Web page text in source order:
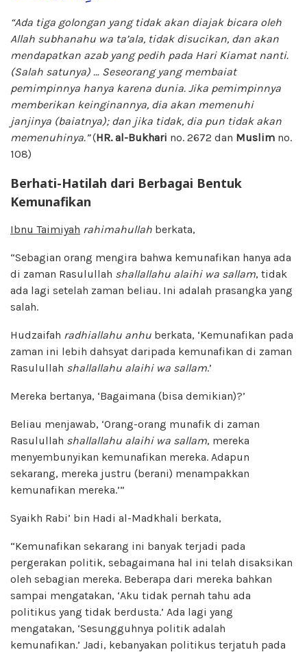
“Ada tiga golongan yang tidak akan diajak bicara oleh
Allah subhanahu wa ta’ala, tidak disucikan, dan akan
mendapatkan azab yang pedih pada Hari Kiamat nanti.
(Salah satunya) … Seseorang yang membaiat
pemimpinnya hanya karena dunia. Jika pemimpinnya
memberikan keinginannya, dia akan memenuhi
janjinya (baiatnya); dan jika tidak, dia pun tidak akan
memenuhinya.”(HR.al-Bukhari no. 2672 dan Muslim no.
108)
Berhati-Hatilah dari Berbagai Bentuk
Kemunafikan
Ibnu Taimiyah rahimahullah berkata,
“Sebagian orang mengira bahwa kemunafikan hanya ada
di zaman Rasulullah shallallahu alaihi wa sallam, tidak
ada lagi setelah zaman beliau. Ini adalah prasangka yang
salah.
Hudzaifah radhiallahu anhu berkata, ‘Kemunafikan pada
zaman ini lebih dahsyat daripada kemunafikan di zaman
Rasulullah shallallahu alaihi wa sallam.’
Mereka bertanya, ‘Bagaimana (bisa demikian)?’
Beliau menjawab, ‘Orang-orang munafik di zaman
Rasulullah shallallahu alaihi wa sallam, mereka
menyembunyikan kemunafikan mereka. Adapun
sekarang, mereka justru (berani) menampakkan
kemunafikan mereka.’”
Syaikh Rabi’ bin Hadi al-Madkhali berkata,
“Kemunafikan sekarang ini banyak terjadi pada
pergerakan politik, sebagaimana hal ini telah disaksikan
oleh sebagian mereka. Beberapa dari mereka bahkan
sampai mengatakan, ‘Aku tidak pernah tahu ada
politikus yang tidak berdusta.’ Ada lagi yang
mengatakan, ‘Sesungguhnya politik adalah
kemunafikan.’ Jadi, kebanyakan politikus terjatuh pada